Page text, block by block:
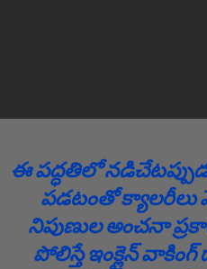
ఈ పద్ధతిలో
పడటంతో క్యాలరీలు
నిపుణుల అంచనా
పోలిస్తే ఇంక్లైన్